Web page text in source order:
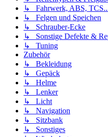
↳ Fahrwerk, ABS,
↳ Felgen und Speichen
↳ Schrauber-Ecke
↳ Sonstige Defekte &
↳ Tuning
Zubehör
↳ Bekleidung
↳ Gepäck
↳ Helme
↳ Lenker
↳ Licht
↳ Navigation
↳ Sitzbank
↳ Sonstiges